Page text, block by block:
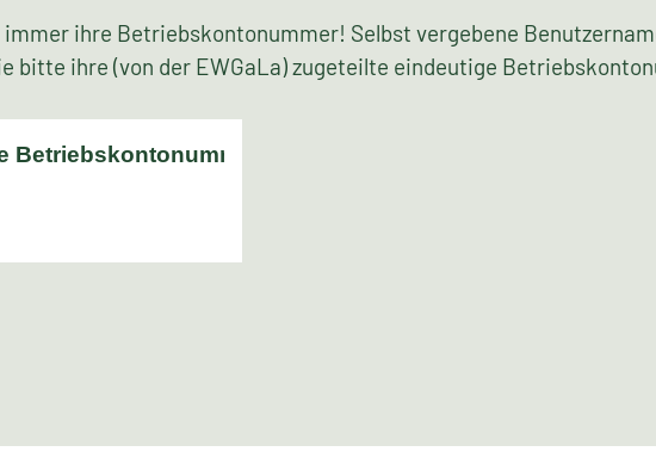
ihre Betriebskontonummer! Selbst vergebene
bitte ihre (von der EWGaLa) zugeteilte eindeutige